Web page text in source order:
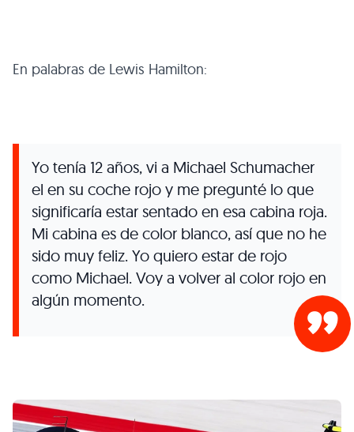
En palabras de Lewis Hamilton:
Yo tenía 12 años, vi a Michael Schumacher
el en su coche rojo y me pregunté lo que
significaría estar sentado en esa cabina roja.
Mi cabina es de color blanco, así que no he
sido muy feliz. Yo quiero estar de rojo
como Michael. Voy a volver al color rojo en
algún momento.